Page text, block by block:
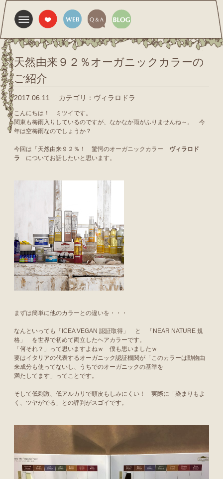
天然由来９２％オーガニックカラーの
ご紹介
2017.06.11 カテゴリ：ヴィラロドラ
こんにちは！ ミツイです。
関東も梅雨入りしているのですが、なかなか雨がふりませんね～。 今
年は空梅雨なのでしょうか？
今回は「天然由来９２％！ 驚愕のオーガニックカラー ヴィラロド
ラ についてお話したいと思います。
まずは簡単に他のカラーとの違いを・・・
なんといっても「ICEA VEGAN 認証取得」 と 「NEAR NATURE 規
格」 を世界で初めて両立したヘアカラーです。
「何それ？」って思いますよねｗ 僕も思いましたｗ
要はイタリアの代表するオーガニック認証機関が「このカラーは動物由
来成分も使ってないし、うちでのオーガニックの基準を
満たしてます」ってことです。
そして低刺激、低アルカリで頭皮もしみにくい！ 実際に「染まりもよ
く、ツヤがでる」との評判がスゴイです。